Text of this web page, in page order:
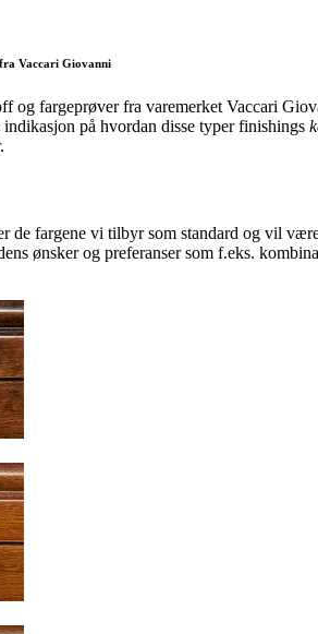
Vaccari Giovanni
og fargeprøver fra varemerket Vaccari
indikasjon på hvordan disse typer finishings
de fargene vi tilbyr som standard og vil
ønsker og preferanser som f.eks.